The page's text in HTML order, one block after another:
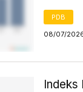
PDB
08/07/
Indeks